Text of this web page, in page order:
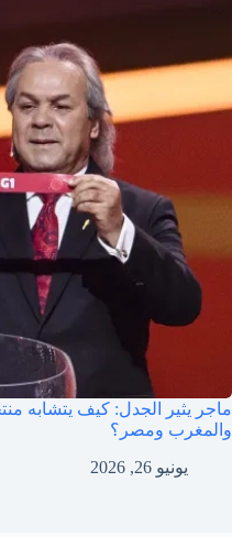
ماجر يثير الجدل: كيف يتشابه
والمغرب ومصر؟
يونيو 26, 2026